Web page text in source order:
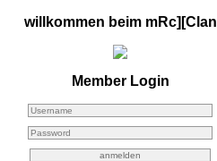
willkommen beim mRc][Clan
Member Login